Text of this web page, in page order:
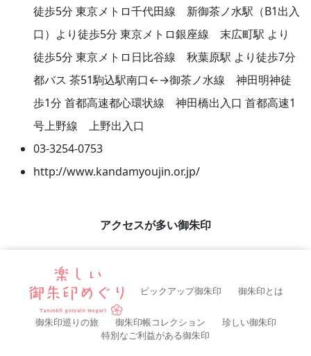
徒歩5分 東京メトロ千代田線 新御茶ノ水駅（B1出入
口）より徒歩5分 東京メトロ銀座線 末広町駅 より
徒歩5分 東京メトロ日比谷線 秋葉原駅 より徒歩7分
都バス 茶51駒込駅南口←→御茶ノ水線 神田明神徒
歩1分 首都高速都心環状線 神田橋出入口 首都高速1
号上野線 上野出入口
03-3254-0753
http://www.kandamyoujin.or.jp/
アクセスが多い御朱印
ピックアップ御朱印 御朱印とは
御朱印巡りの旅 御朱印帳コレクション
珍しい御朱印
特別なご利益がある御朱印